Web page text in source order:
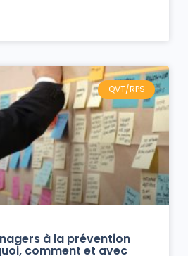
QVT/RPS
à la prévention
comment et avec